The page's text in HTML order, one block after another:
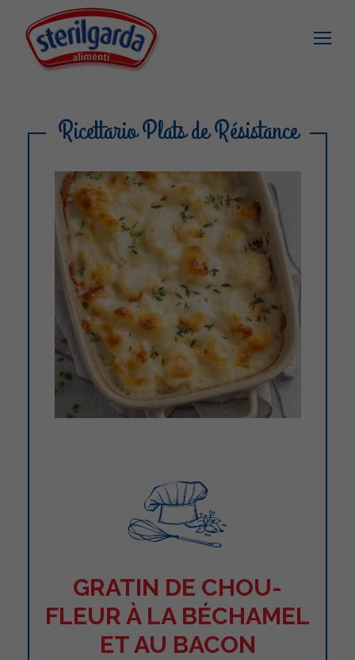
Ricettario Plats de Résistance
GRATIN DE CHOU-
FLEUR À LA BÉCHAMEL
ET AU BACON